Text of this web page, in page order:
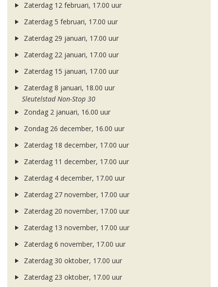
Zaterdag 12 februari, 17.00 uur
Zaterdag 5 februari, 17.00 uur
Zaterdag 29 januari, 17.00 uur
Zaterdag 22 januari, 17.00 uur
Zaterdag 15 januari, 17.00 uur
Zaterdag 8 januari, 18.00 uur
Sleutelstad Non-Stop 30
Zondag 2 januari, 16.00 uur
Zondag 26 december, 16.00 uur
Zaterdag 18 december, 17.00 uur
Zaterdag 11 december, 17.00 uur
Zaterdag 4 december, 17.00 uur
Zaterdag 27 november, 17.00 uur
Zaterdag 20 november, 17.00 uur
Zaterdag 13 november, 17.00 uur
Zaterdag 6 november, 17.00 uur
Zaterdag 30 oktober, 17.00 uur
Zaterdag 23 oktober, 17.00 uur